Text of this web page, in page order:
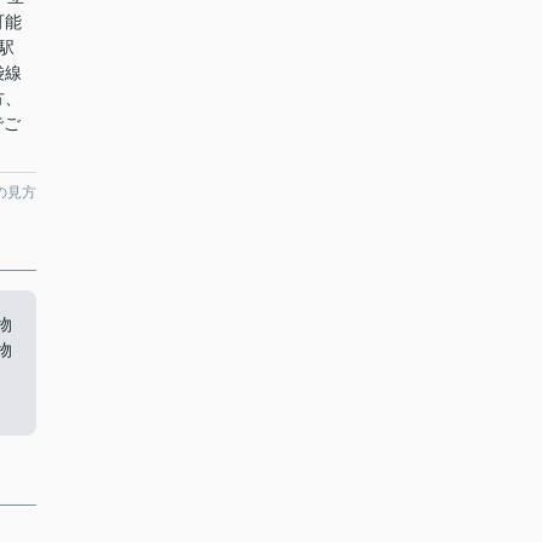
能
線
ご
見方